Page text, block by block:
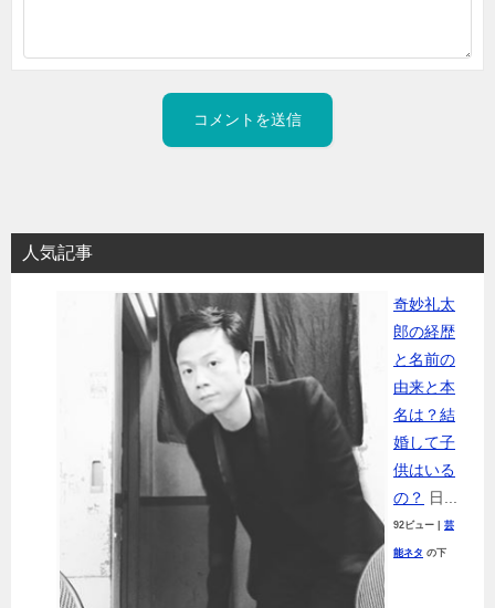
人気記事
奇妙礼太
郎の経歴
と名前の
由来と本
名は？結
婚して子
供はいる
の？ 日...
92ビュー 芸
能ネタ の下